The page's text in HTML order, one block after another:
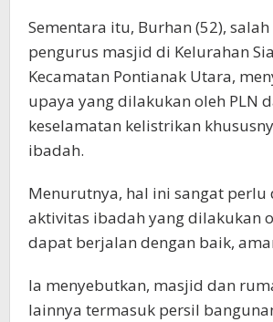
Sementara itu, Burhan (52),
pengurus masjid di Kelurahan
Kecamatan Pontianak Utara,
upaya yang dilakukan oleh PLN
keselamatan kelistrikan
ibadah.
Menurutnya, hal ini sangat
aktivitas ibadah yang dilakukan
dapat berjalan dengan baik,
Ia menyebutkan, masjid dan
lainnya termasuk persil